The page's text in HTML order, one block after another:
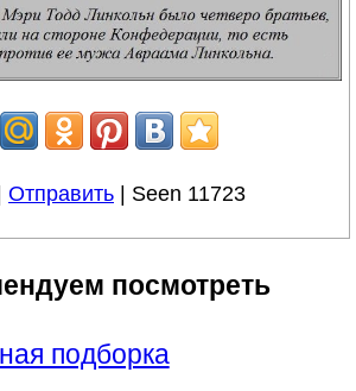
Отправить | Seen 11723
посмотреть
подборка